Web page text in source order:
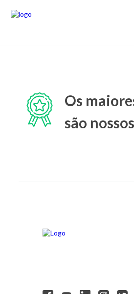
Os
são